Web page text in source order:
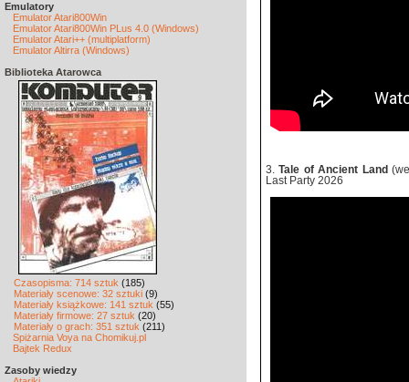
Emulatory
Emulator Atari800Win
Emulator Atari800Win PLus 4.0 (Windows)
Emulator Atari++ (multiplatform)
Emulator Altirra (Windows)
Biblioteka Atarowca
Czasopisma: 714 sztuk (185)
Materiały scenowe: 32 sztuki (9)
Materiały książkowe: 141 sztuk (55)
Materiały firmowe: 27 sztuk (20)
Materiały o grach: 351 sztuk (211)
Spiżarnia Voya na Chomikuj.pl
Bajtek Redux
Zasoby wiedzy
3.Tale of Ancient Land
Last Party 2026